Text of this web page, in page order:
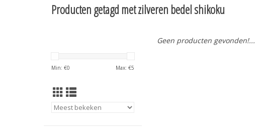
Producten getagd met zilveren bedel shikoku
Min: €0 Max: €5
Geen producten gevonden!...